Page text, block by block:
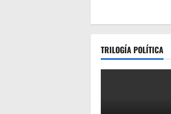
TRILOGÍA POLÍTICA